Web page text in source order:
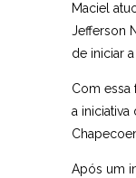
Maciel
Jefferson
de iniciar
Com
a
Após um